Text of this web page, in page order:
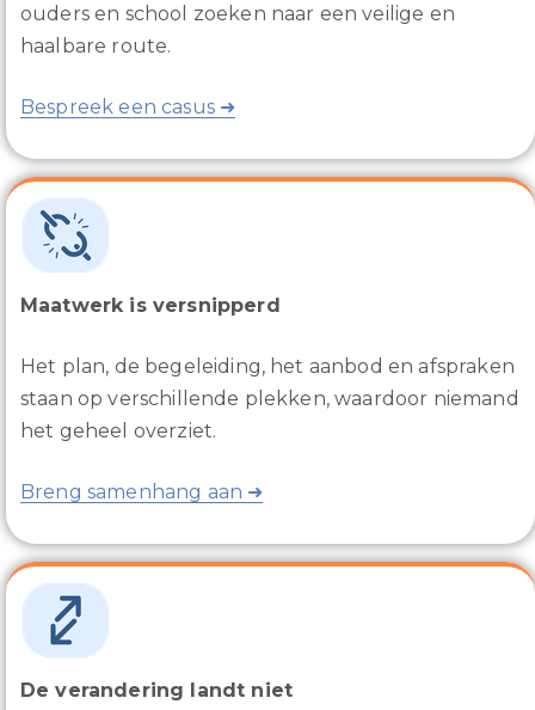
ouders en school zoeken naar een veilige en
haalbare route.
Bespreek een casus ➜
Maatwerk is versnipperd
Het plan, de begeleiding, het aanbod en afspraken
staan op verschillende plekken, waardoor niemand
het geheel overziet.
Breng samenhang aan ➜
De verandering landt niet